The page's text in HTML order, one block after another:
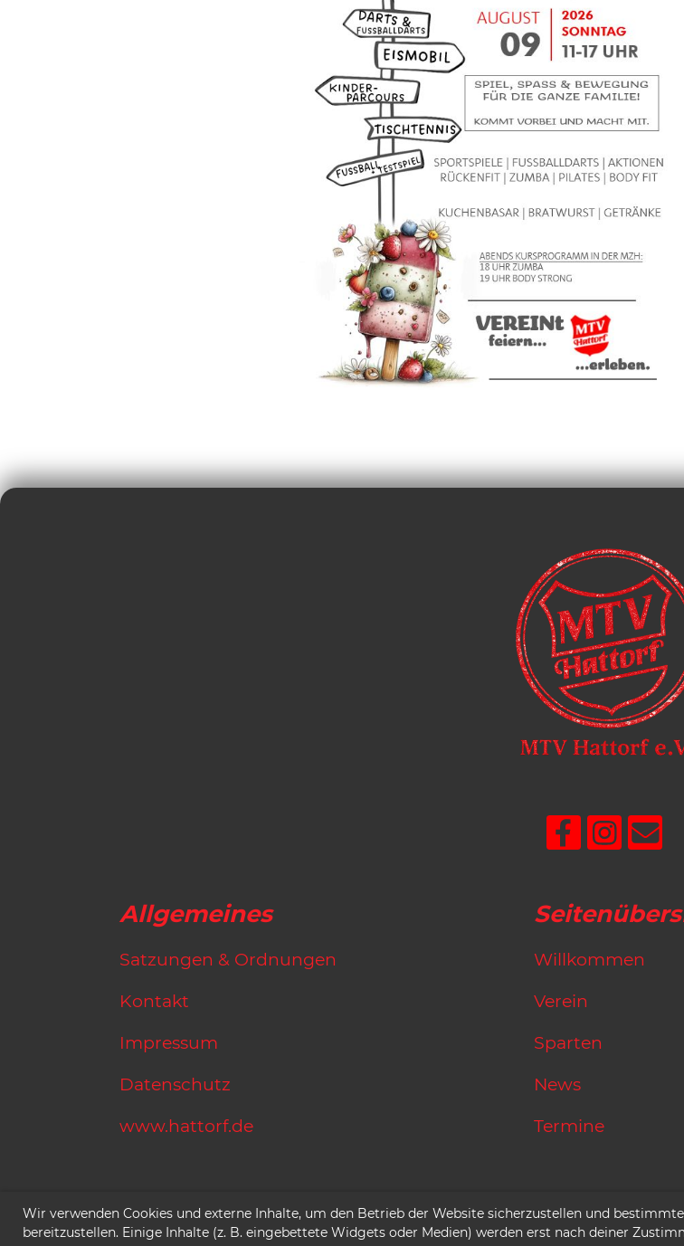
Wir verwenden Cookies und externe Inhalte, um den Betrieb der Website sicherzustellen und
bereitzustellen. Einige Inhalte (z. B. eingebettete Widgets oder Medien) werden erst nach deiner
Allgemeines
Satzungen & Ordnungen
Kontakt
Impressum
Datenschutz
www.hattorf.de
Willkommen
Verein
Sparten
News
Termine
© 1913 - 2026 MTV